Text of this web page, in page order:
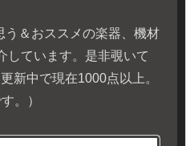
＆おススメの楽器、機材
しています。是非覗いて
新中で現在1000点以上。
。）